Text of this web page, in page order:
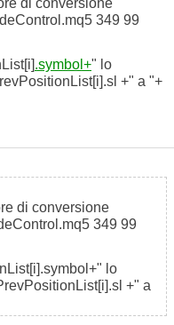
349 99
.symbol+" lo
+" a "+
di conversione
349 99
lo
+" a